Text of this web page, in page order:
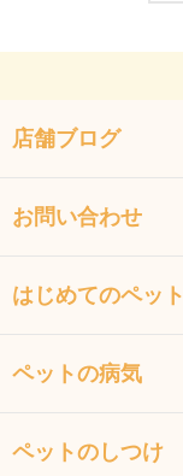
店舗ブログ
お問い合わせ
はじめてのペット
ペットの病気
ペットのしつけ